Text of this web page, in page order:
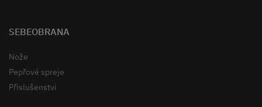
SEBEOBRANA
Nože
Pepřové spreje
Příslušenství